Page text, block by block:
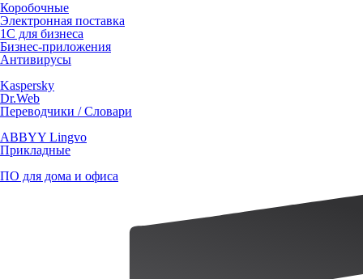
Коробочные
Электронная поставка
1С для бизнеса
Бизнес-приложения
Антивирусы
Kaspersky
Dr.Web
Переводчики / Словари
ABBYY Lingvo
Прикладные
ПО для дома и офиса